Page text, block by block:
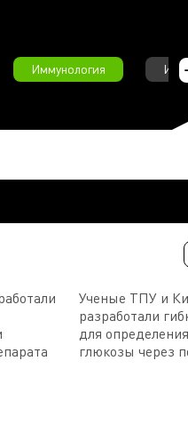
Иммунология
Ученые ТПУ и
разработали
для
глюкозы через